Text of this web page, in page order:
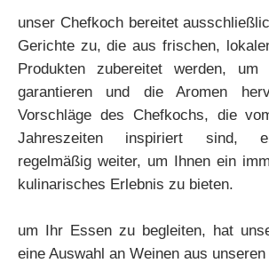
unser Chefkoch bereitet
Gerichte zu, die aus frischen,
Produkten zubereitet werden,
garantieren und die Aromen
Vorschläge des Chefkochs, die
Jahreszeiten inspiriert sind,
regelmäßig weiter, um Ihnen ein
kulinarisches Erlebnis zu bieten.
um Ihr Essen zu begleiten, hat
eine Auswahl an Weinen aus